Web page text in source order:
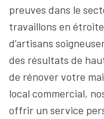
preuves dans le
travaillons en
d’artisans
des résultats de
de rénover votre
local commercial,
offrir un service